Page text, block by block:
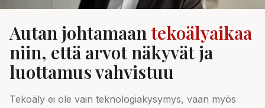
Autan johtamaantekoälyaikaa
niin, että arvot näkyvät ja
luottamus vahvistuu
Tekoäly ei ole vain teknologiakysymys, vaan myös